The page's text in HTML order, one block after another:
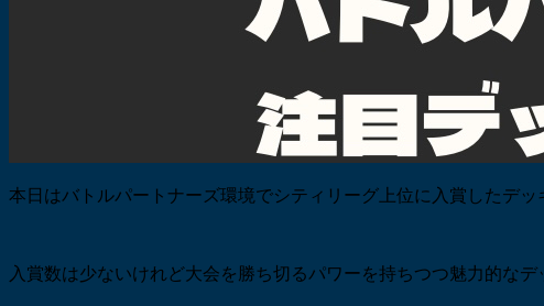
本日はバトルパートナーズ環境でシティリーグ上位に入賞したデッ
入賞数は少ないけれど大会を勝ち切るパワーを持ちつつ魅力的な